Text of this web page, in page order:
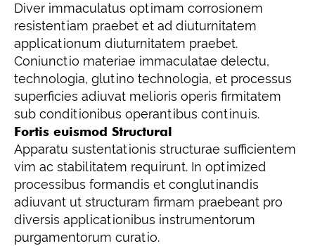
Diver immaculatus optimam corrosionem
resistentiam praebet et ad diuturnitatem
applicationum diuturnitatem praebet.
Coniunctio materiae immaculatae delectu,
technologia, glutino technologia, et processus
superficies adiuvat melioris operis firmitatem
sub conditionibus operantibus continuis.
Fortis euismod Structural
Apparatu sustentationis structurae sufficientem
vim ac stabilitatem requirunt. In optimized
processibus formandis et conglutinandis
adiuvant ut structuram firmam praebeant pro
diversis applicationibus instrumentorum
purgamentorum curatio.